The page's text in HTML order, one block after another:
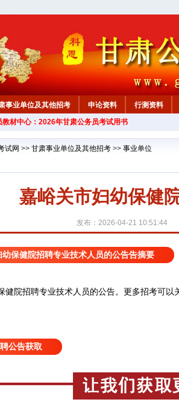
事业单位及其他招考 申论资料 行测资料
教材中心：2026年甘肃公务员考试用书
试网 >> 甘肃事业单位及其他招考 >> 事业单位
嘉峪关市妇幼保健
发布：2026-04-21 10:51:44
幼保健院招聘专业技术人员的公告告摘要
健院招聘专业技术人员的公告。 更多招考可以
公告获取